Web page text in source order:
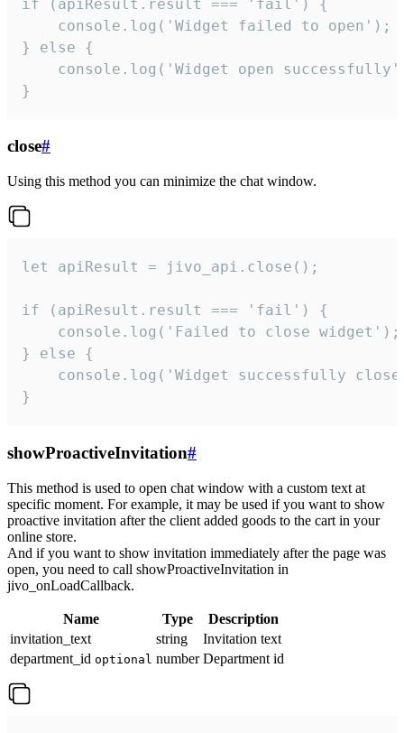
if (apiResult.result === 'fail') {
    console.log('Widget failed to open');
} else {
console.log('Widget open
}
close#
Using this method you can minimize the chat window.
let apiResult = jivo_api.close();
if (apiResult.result === 'fail') {
    console.log('Failed to close widget');
} else {
console.log('Widget successfully
}
showProactiveInvitation#
This method is used to open chat window with a custom text at
specific moment. For example, it may be used if you want to show
proactive invitation after the client added goods to the cart in your
online store.
And if you want to show invitation immediately after the page was
open, you need to call showProactiveInvitation in
jivo_onLoadCallback.
Name Type
Description
invitation_text
string
Invitation text
department_id optional number Department id